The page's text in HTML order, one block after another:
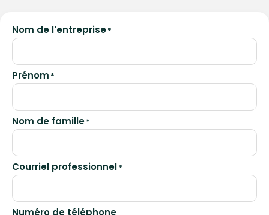
Nom de l'entreprise*
Prénom *
Nom de famille*
Courriel professionnel*
Numéro de téléphone